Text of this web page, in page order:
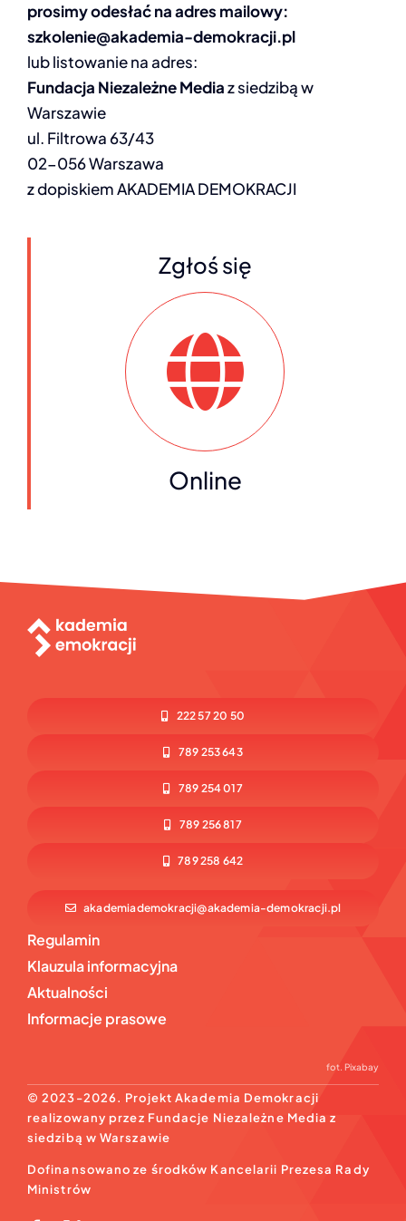
prosimy odesłać na adres mailowy:
szkolenie@akademia-demokracji.pl
lub listowanie na adres:
Fundacja Niezależne Mediaz siedzibą w
Warszawie
ul. Filtrowa 63/43
02-056 Warszawa
z dopiskiem AKADEMIA DEMOKRACJI
Zgłoś się
Online
222 57 20 50
789 253 643
789 254 017
789 256 817
789 258 642
akademiademokracji@akademia-demokracji.pl
Regulamin
Klauzula informacyjna
Aktualności
Informacje prasowe
fot.Pixabay
© 2023-2026. Projekt Akademia Demokracji
realizowany przez Fundacje Niezależne Media z
siedzibą w Warszawie
Dofinansowano ze środków Kancelarii Prezesa Rady
Ministrów